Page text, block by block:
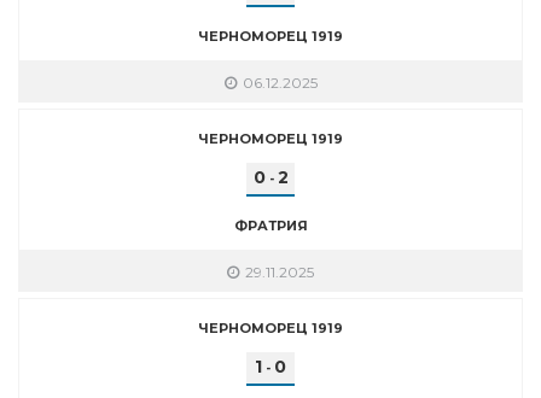
ЧЕРНОМОРЕЦ 1919
06.12.2025
ЧЕРНОМОРЕЦ 1919
0- 2
ФРАТРИЯ
29.11.2025
ЧЕРНОМОРЕЦ 1919
1 - 0